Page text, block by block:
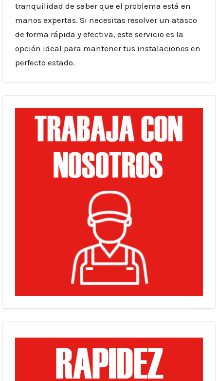
tranquilidad de saber que el problema está en
manos expertas. Si necesitas resolver un atasco
de forma rápida y efectiva, este servicio es la
opción ideal para mantener tus instalaciones en
perfecto estado.